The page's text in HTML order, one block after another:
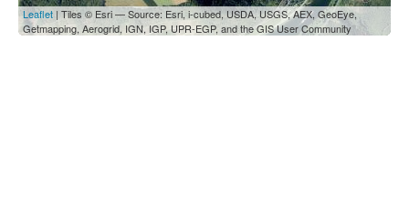
Leaflet | Tiles © Esri — Source: Esri, i-cubed, USDA, USGS, AEX, GeoEye,
Getmapping, Aerogrid, IGN, IGP, UPR-EGP, and the GIS User Community